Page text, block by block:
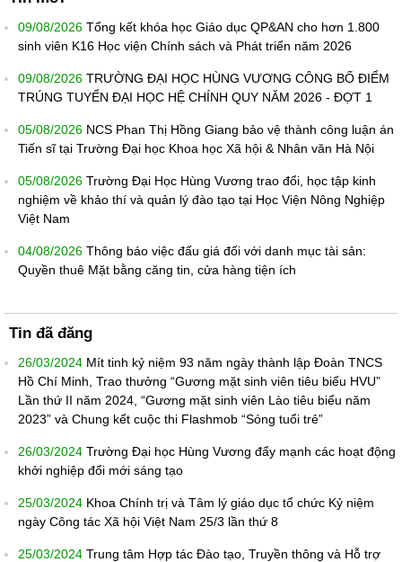
09/08/2026 Tổng kết khóa học Giáo dục QP&AN cho hơn 1.800
sinh viên K16 Học viện Chính sách và Phát triển năm 2026
09/08/2026 TRƯỜNG ĐẠI HỌC HÙNG VƯƠNG CÔNG BỐ ĐIỂM
TRÚNG TUYỂN ĐẠI HỌC HỆ CHÍNH QUY NĂM 2026 - ĐỢT 1
05/08/2026 NCS Phan Thị Hồng Giang bảo vệ thành công luận án
Tiến sĩ tại Trường Đại học Khoa học Xã hội & Nhân văn Hà Nội
05/08/2026 Trường Đại Học Hùng Vương trao đổi, học tập kinh
nghiệm về khảo thí và quản lý đào tạo tại Học Viện Nông Nghiệp
Việt Nam
04/08/2026 Thông báo việc đấu giá đối với danh mục tài sản:
Quyền thuê Mặt bằng căng tin, cửa hàng tiện ích
Tin đã đăng
26/03/2024 Mít tinh kỷ niệm 93 năm ngày thành lập Đoàn TNCS
Hồ Chí Minh, Trao thưởng “Gương mặt sinh viên tiêu biểu HVU”
Lần thứ II năm 2024, “Gương mặt sinh viên Lào tiêu biểu năm
2023” và Chung kết cuộc thi Flashmob “Sóng tuổi trẻ”
26/03/2024 Trường Đại học Hùng Vương đẩy mạnh các hoạt động
khởi nghiệp đổi mới sáng tạo
25/03/2024 Khoa Chính trị và Tâm lý giáo dục tổ chức Kỷ niệm
ngày Công tác Xã hội Việt Nam 25/3 lần thứ 8
25/03/2024 Trung tâm Hợp tác Đào tạo, Truyền thông và Hỗ trợ